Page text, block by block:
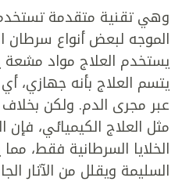
وهي تقنية متقدمة
الموجه لبعض أنواع سرطان
يستخدم العلاج مواد
يتسم العلاج بأنه جهازي،
عبر مجرى الدم. ولكن بخلاف
مثل العلاج الكيميائي،
الخلايا السرطانية فقط،
السليمة ويقلل من الآثار